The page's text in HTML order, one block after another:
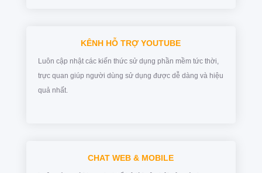
KÊNH HỖ TRỢ YOUTUBE
Luôn cập nhật các kiến thức sử dụng phần mềm tức thời,
trực quan giúp người dùng sử dụng được dễ dàng và hiệu
quả nhất.
CHAT WEB & MOBILE